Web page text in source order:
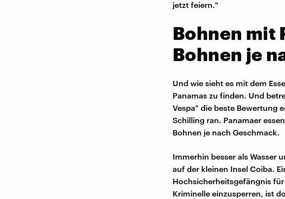
jetzt feiern."
Bohnen mit
Bohnen je
Und wie sieht es mit dem
Panamas zu finden. Und
Vespa" die beste Bewertung
Schilling ran. Panamaer
Bohnen je nach Geschmack.
Immerhin besser als Wasser
auf der kleinen Insel Coiba.
Hochsicherheitsgefängnis
Kriminelle einzusperren, ist